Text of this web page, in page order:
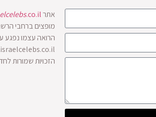
אתר.co.il
הרואה עצמו נפגע
הזכויות שמורות